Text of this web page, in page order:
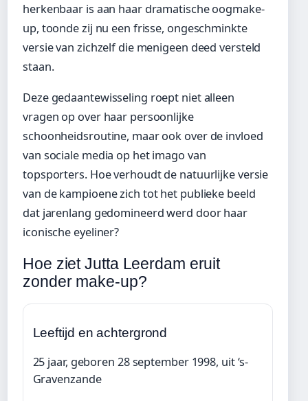
herkenbaar is aan haar dramatische oogmake-
up, toonde zij nu een frisse, ongeschminkte
versie van zichzelf die menigeen deed versteld
staan.
Deze gedaantewisseling roept niet alleen
vragen op over haar persoonlijke
schoonheidsroutine, maar ook over de invloed
van sociale media op het imago van
topsporters. Hoe verhoudt de natuurlijke versie
van de kampioene zich tot het publieke beeld
dat jarenlang gedomineerd werd door haar
iconische eyeliner?
Hoe ziet Jutta Leerdam eruit
zonder make-up?
Leeftijd en achtergrond
25 jaar, geboren 28 september 1998, uit ‘s-
Gravenzande